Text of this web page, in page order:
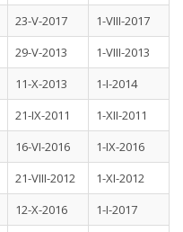
23-V-2017
1-VIII-2017
29-V-2013
1-VIII-2013
11-X-2013
1-I-2014
21-IX-2011
1-XII-2011
16-VI-2016
1-IX-2016
21-VIII-2012
1-XI-2012
12-X-2016
1-I-2017